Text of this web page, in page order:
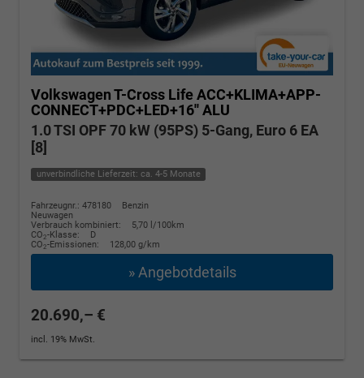
Volkswagen T-Cross Life ACC+KLIMA+APP-
CONNECT+PDC+LED+16'' ALU
1.0 TSI OPF 70 kW (95PS) 5-Gang, Euro 6 EA
[8]
unverbindliche Lieferzeit: ca. 4-5 Monate
Fahrzeugnr.: 478180
Benzin
Neuwagen
Verbrauch kombiniert:
5,70 l/100km
CO2-Klasse:
D
CO2-Emissionen: 128,00 g/km
» Angebotdetails
20.690,– €
incl. 19% MwSt.